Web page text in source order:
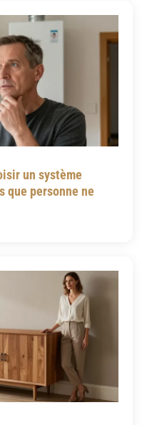
un système
que personne ne